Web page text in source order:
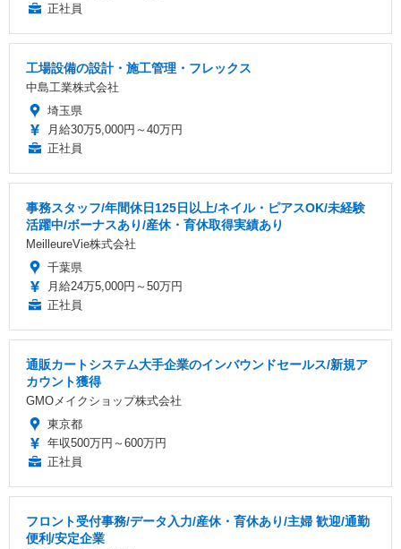
正社員
工場設備の設計・施工管理・フレックス
中島工業株式会社
埼玉県
月給30万5,000円～40万円
正社員
事務スタッフ/年間休日125日以上/ネイル・ピアスOK/未経験
活躍中/ボーナスあり/産休・育休取得実績あり
MeilleureVie株式会社
千葉県
月給24万5,000円～50万円
正社員
通販カートシステム大手企業のインバウンドセールス/新規ア
カウント獲得
GMOメイクショップ株式会社
東京都
年収500万円～600万円
正社員
フロント受付事務/データ入力/産休・育休あり/主婦 歓迎/通勤
便利/安定企業